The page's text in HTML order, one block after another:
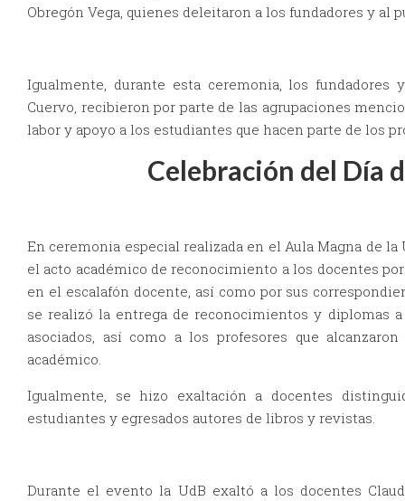
Obregón Vega, quienes deleitaron a los fundadores y al
Igualmente, durante esta ceremonia, los fundadores
Cuervo, recibieron por parte de las agrupaciones
labor y apoyo a los estudiantes que hacen parte de los
Celebración del Día
En ceremonia especial realizada en el Aula Magna de
el acto académico de reconocimiento a los docentes
en el escalafón docente, así como por sus
se realizó la entrega de reconocimientos y diplomas
asociados, así como a los profesores que
académico.
Igualmente, se hizo exaltación a docentes
estudiantes y egresados autores de libros y revistas.
Durante el evento la UdB exaltó a los docentes